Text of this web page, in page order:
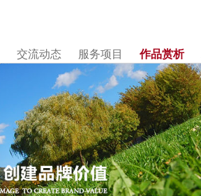
交流动态 服务项目 作品赏析